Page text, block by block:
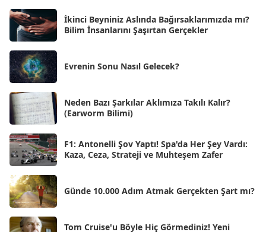
Eki 2025
Eyl 2025 [56]
Ağu 2025
Tem 2025
Haz 2025
May 2025 [54]
Nis 2025 [56]
Mar 2025
Şub 2025
Oca 2025
Ara 2024 [25]
İkinci Beyniniz Aslında Bağırsaklarımızda mı?
Bilim İnsanlarını Şaşırtan Gerçekler
Evrenin Sonu Nasıl Gelecek?
Neden Bazı Şarkılar Aklımıza Takılı Kalır?
(Earworm Bilimi)
F1: Antonelli Şov Yaptı! Spa'da Her Şey Vardı:
Kaza, Ceza, Strateji ve Muhteşem Zafer
Günde 10.000 Adım Atmak Gerçekten Şart mı?
Tom Cruise'u Böyle Hiç Görmediniz! Yeni